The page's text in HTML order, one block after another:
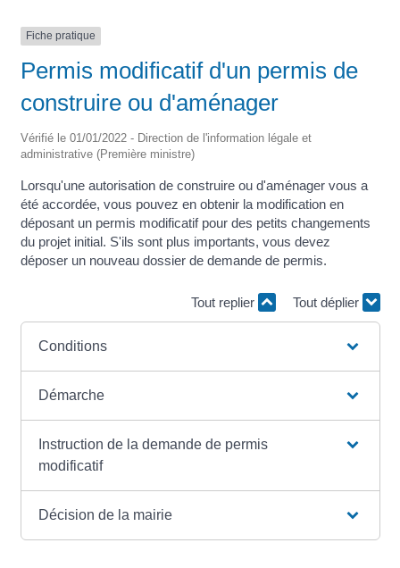
Fiche pratique
Permis modificatif d'un permis de
construire ou d'aménager
Vérifié le 01/01/2022 - Direction de l'information légale et
administrative (Première ministre)
Lorsqu'une autorisation de construire ou d'aménager vous a
été accordée, vous pouvez en obtenir la modification en
déposant un permis modificatif pour des petits changements
du projet initial. S'ils sont plus importants, vous devez
déposer un nouveau dossier de demande de permis.
Tout replier Tout déplier
Conditions
Démarche
Instruction de la demande de permis
modificatif
Décision de la mairie